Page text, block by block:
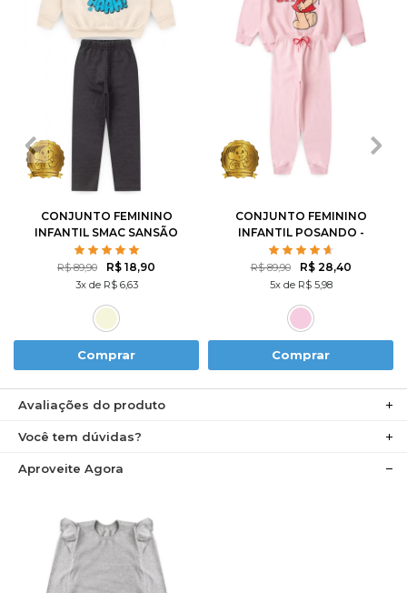
1 3 4
CONJUNTO FEMININO
INFANTIL SMAC SANSÃO
- TURMA DA MÔNICA
R$ 89,90 R$ 18,90
3x de R$ 6,63
Comprar
1 3
CONJUNTO FEMININO
INFANTIL POSANDO -
TURMA DA MÔNICA
R$ 89,90 R$ 28,40
5x de R$ 5,98
Comprar
Avaliações do produto
Você tem dúvidas?
Aproveite Agora